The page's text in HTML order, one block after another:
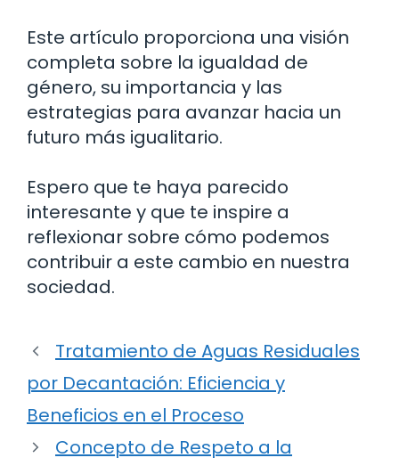
Este artículo proporciona una visión
completa sobre la igualdad de
género, su importancia y las
estrategias para avanzar hacia un
futuro más igualitario.
Espero que te haya parecido
interesante y que te inspire a
reflexionar sobre cómo podemos
contribuir a este cambio en nuestra
sociedad.
Tratamiento de Aguas Residuales
por Decantación: Eficiencia y
Beneficios en el Proceso
Concepto de Respeto a la